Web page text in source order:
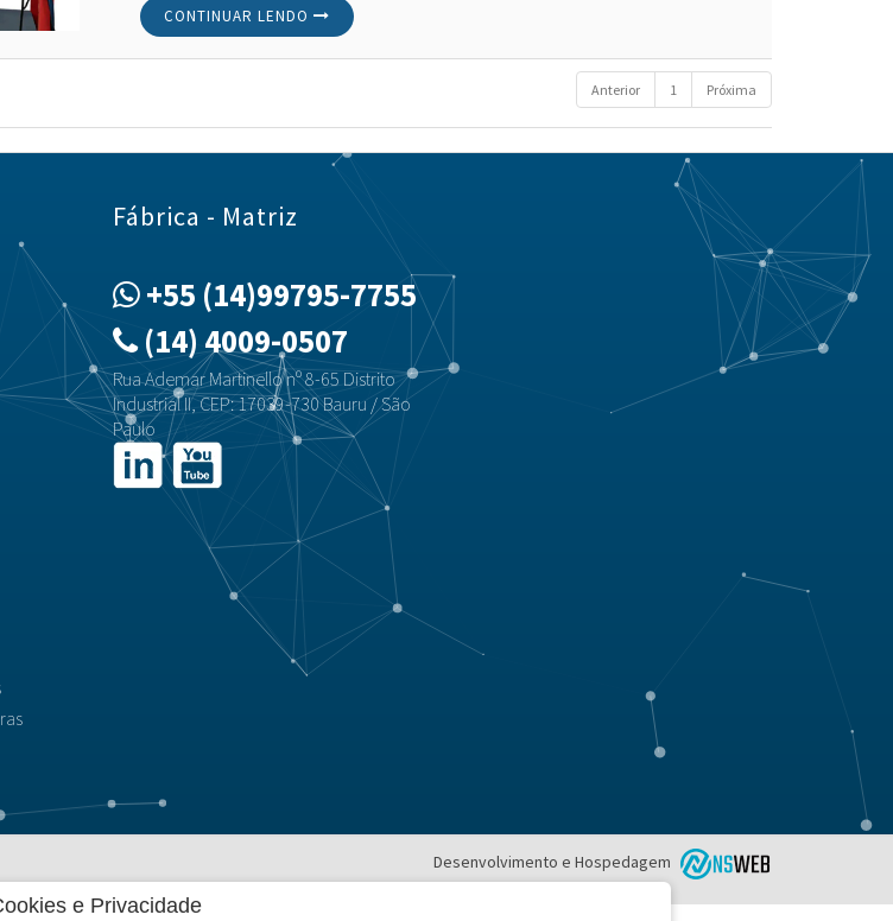
CONTINUAR LENDO
Anterior 1 Próxima
Fábrica - Matriz
+55 (14)99795-7755
(14) 4009-0507
Rua Ademar Martinello nº 8-65 Distrito
Industrial II, CEP: 17039-730 Bauru / São
Paulo
Desenvolvimento e Hospedagem
e Privacidade